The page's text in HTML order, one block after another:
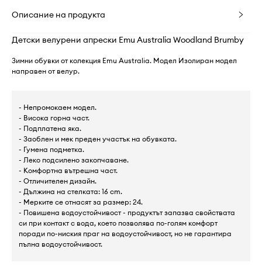
Описание на продукта
Детски велурени апрески Emu Australia Woodland Brumby
Зимни обувки от колекция Emu Australia. Модел Изолиран модел
направен от велур.
- Непромокаем модел.
- Висока горна част.
- Подплатена яка.
- Заоблен и мек преден участък на обувката.
- Гумена подметка.
- Леко подсилено закопчаване.
- Комфортна вътрешна част.
- Отличителен дизайн.
- Дължина на стелката: 16 cm.
- Мерките се отнасят за размер: 24.
- Повишена водоустойчивост - продуктът запазва свойствата
си при контакт с вода, което позволява по-голям комфорт
поради по-ниския праг на водоустойчивост, но не гарантира
пълна водоустойчивост.